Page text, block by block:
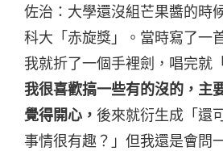
佐治：大學還沒組芒果醬的時
科大「赤旋獎」。當時寫了一
我就折了一個手裡劍，唱完就
我很喜歡搞一些有的沒的，主
覺得開心， 後來就衍生成「還
事情很有趣？」但我還是會問